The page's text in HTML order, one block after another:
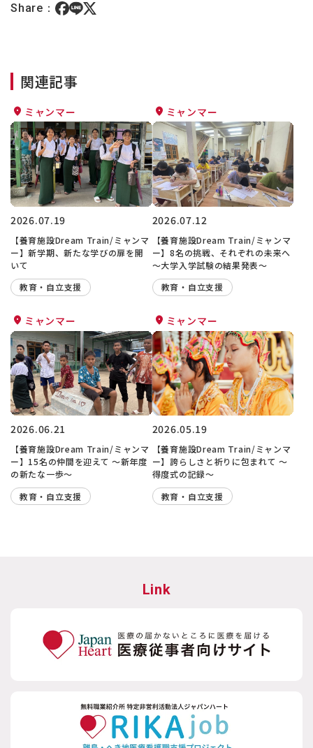
Share：
関連記事
ミャンマー
2026.07.19
【養育施設Dream Train/ミャンマ
ー】新学期、新たな学びの扉を開
いて
教育・自立支援
ミャンマー
2026.07.12
【養育施設Dream Train/ミャンマ
ー】8名の挑戦、それぞれの未来へ
〜大学入学試験の結果発表〜
教育・自立支援
ミャンマー
2026.06.21
【養育施設Dream Train/ミャンマ
ー】15名の仲間を迎えて 〜新年度
の新たな一歩〜
教育・自立支援
ミャンマー
2026.05.19
【養育施設Dream Train/ミャンマ
ー】誇らしさと祈りに包まれて 〜
得度式の記録〜
教育・自立支援
Link